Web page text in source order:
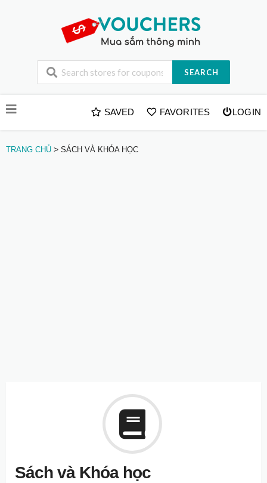
SEARCH
to
SAVED FAVORITES LOGIN
TRANG CHỦ > SÁCH VÀ KHÓA HỌC
Sách và Khóa học